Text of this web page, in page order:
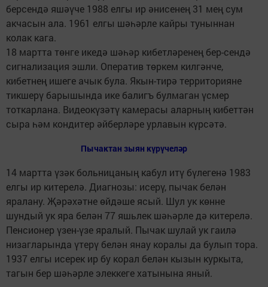
берсендә яшәүче 1988 елгы ир әнисенең 31 мең сум
акчасын ала. 1961 елгы шәһәрле кайры туныннан
колак кага.
18 мартта төнге икедә шәһәр кибетләренең бер-сендә
сигнализация эшли. Оператив төркем килгәнче,
кибетнең ишеге ачык була. Якын-тирә территорияне
тикшерү барышында ике балигъ булмаган үсмер
тоткарлана. Видеокүзәтү камерасы аларның кибеттән
сыра һәм кондитер әйберләре урлавын күрсәтә.
Пычактан зыян күрүчеләр
14 мартта үзәк больницаның кабул итү бүлегенә 1983
елгы ир китерелә. Диагнозы: исерү, пычак белән
яралану. Җәрәхәтне өйдәше ясый. Шул ук көнне
шундый ук яра белән 77 яшьлек шәһәрле дә китерелә.
Пенсионер үзен-үзе яралый. Пычак шулай ук гаилә
низагларында үтерү белән янау коралы да булып тора.
1937 елгы исерек ир бу корал белән кызын куркыта,
тагын бер шәһәрле элеккеге хатынына яный.